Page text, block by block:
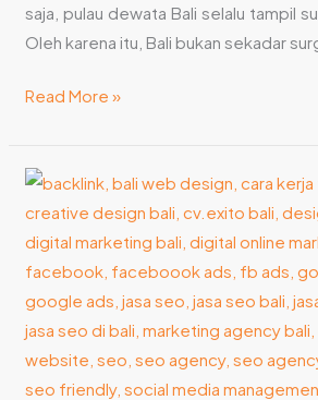
saja, pulau dewata Bali selalu tampil
Oleh karena itu, Bali bukan sekadar
Read More »
Pilih
Jasa
Iklan
Ads
Murah
untuk
Hasil
Maksimal